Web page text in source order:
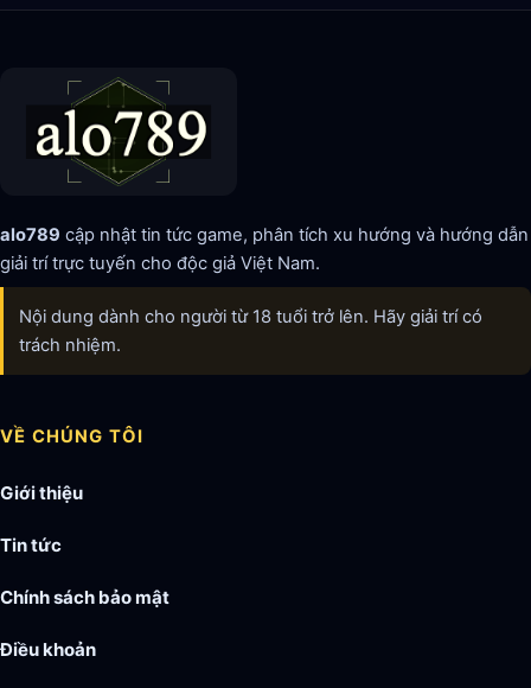
alo789 cập nhật tin tức game, phân tích xu hướng và hướng dẫn
giải trí trực tuyến cho độc giả Việt Nam.
Nội dung dành cho người từ 18 tuổi trở lên. Hãy giải trí có
trách nhiệm.
VỀ CHÚNG TÔI
Giới thiệu
Tin tức
Chính sách bảo mật
Điều khoản